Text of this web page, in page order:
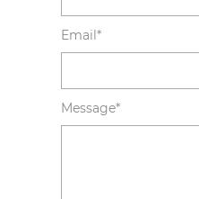
Email*
Message*